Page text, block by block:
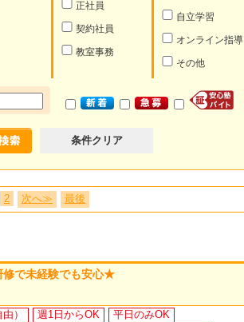
正社員
契約社員
教室事務
自立学習
オンライン指導
その他
条件クリア
2 次へ≫ 最後
修で未経験でも安心★
） 週1日からOK
平日のみOK